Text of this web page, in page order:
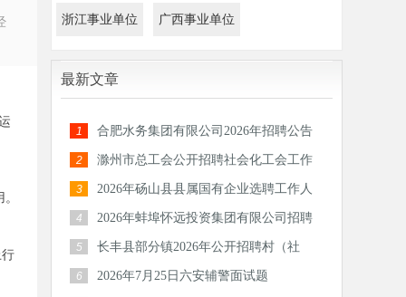
浙江事业单位 广西事业单位
最新文章
1 合肥水务集团有限公司2026年招聘公告
2
滁州市总工会公开招聘社会化工会工作
者和专
3
2026年砀山县县属国有企业选聘工作人
员公告
4
2026年蚌埠怀远投资集团有限公司招聘
30人公
5
长丰县部分镇2026年公开招聘村（社
区）后备
6 2026年7月25日六安辅警面试题